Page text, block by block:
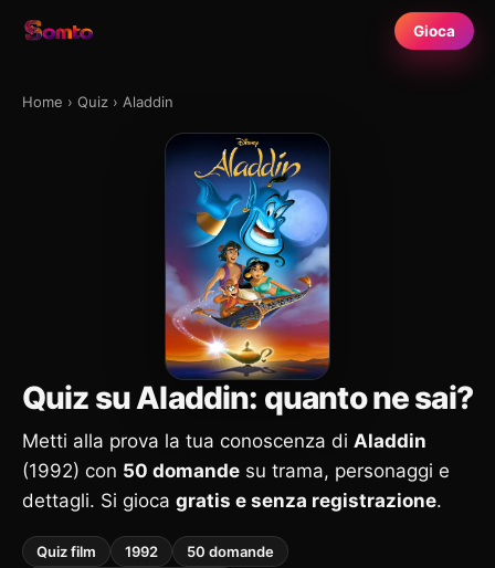
Gioca
Home › Quiz › Aladdin
Quiz su Aladdin: quanto ne sai?
Metti alla prova la tua conoscenza di Aladdin
(1992) con 50 domande su trama, personaggi e
dettagli. Si gioca gratis e senza registrazione.
Quiz film 1992
50 domande